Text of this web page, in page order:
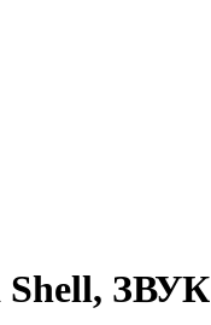
Shell, ЗВУК